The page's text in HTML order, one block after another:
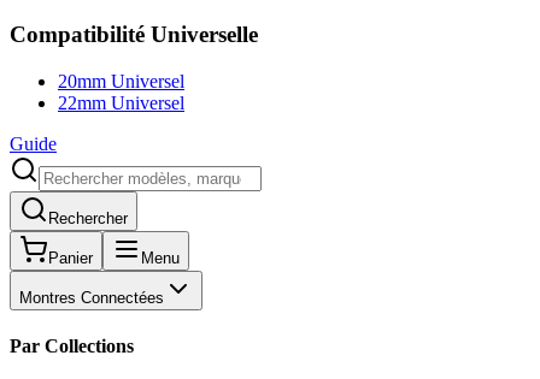
Compatibilité Universelle
20mm Universel
22mm Universel
Guide
Rechercher
Panier Menu
Montres Connectées
Par Collections